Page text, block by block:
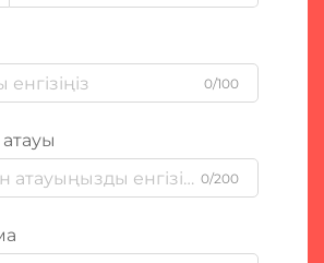
0/100
0/200